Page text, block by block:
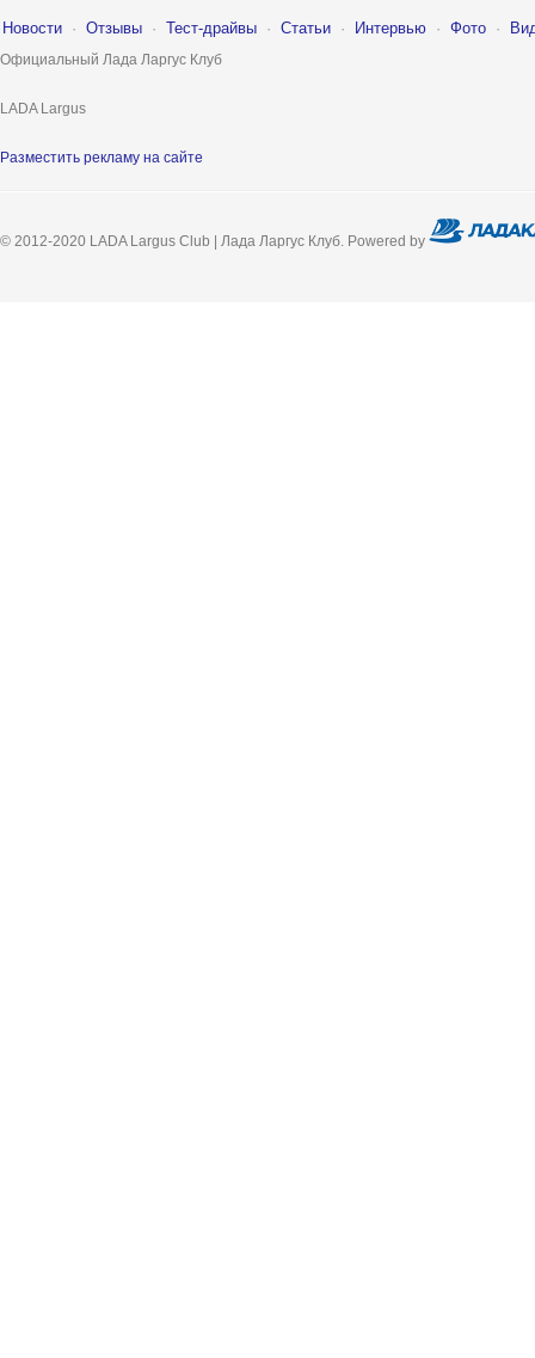
Новости · Отзывы · Тест-драйвы · Статьи · Интервью · Фото ·
Официальный Лада Ларгус Клуб
LADA Largus
Разместить рекламу на сайте
© 2012-2020 LADA Largus Club | Лада Ларгус Клуб. Powered by